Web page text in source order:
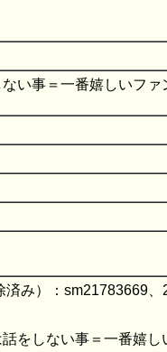
い事＝一番嬉しいフ
み）：sm21783669、
をしない事＝一番嬉